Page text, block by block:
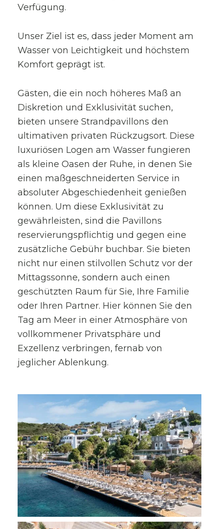
Verfügung.
Unser Ziel ist es, dass jeder Moment am
Wasser von Leichtigkeit und höchstem
Komfort geprägt ist.
Gästen, die ein noch höheres Maß an
Diskretion und Exklusivität suchen,
bieten unsere Strandpavillons den
ultimativen privaten Rückzugsort. Diese
luxuriösen Logen am Wasser fungieren
als kleine Oasen der Ruhe, in denen Sie
einen maßgeschneiderten Service in
absoluter Abgeschiedenheit genießen
können. Um diese Exklusivität zu
gewährleisten, sind die Pavillons
reservierungspflichtig und gegen eine
zusätzliche Gebühr buchbar. Sie bieten
nicht nur einen stilvollen Schutz vor der
Mittagssonne, sondern auch einen
geschützten Raum für Sie, Ihre Familie
oder Ihren Partner. Hier können Sie den
Tag am Meer in einer Atmosphäre von
vollkommener Privatsphäre und
Exzellenz verbringen, fernab von
jeglicher Ablenkung.